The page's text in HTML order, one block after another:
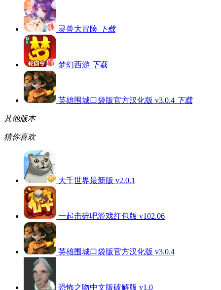
灵兽大冒险 下载
梦幻西游 下载
英雄围城口袋版官方汉化版 v3.0.4 下载
其他版本
猜你喜欢
大千世界最新版 v2.0.1
一起击碎吧游戏红包版 v102.06
英雄围城口袋版官方汉化版 v3.0.4
恐怖之吻中文版破解版 v1.0